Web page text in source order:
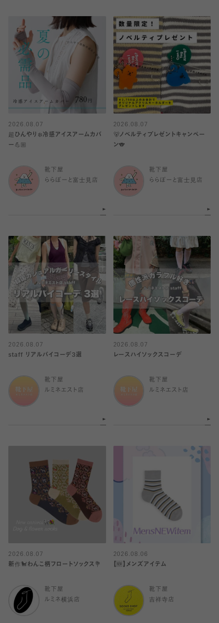
2026.08.07
超ひんやり❄️冷感アイスアームカバ
ー💪🏼
靴下屋
ららぽーと富士見店
2026.08.07
🐻ノベルティプレゼントキャンペー
ン🐨
靴下屋
ららぽーと富士見店
2026.08.07
staff リアルバイコーデ3選
靴下屋
ルミネエスト店
2026.08.07
レースハイソックスコーデ
靴下屋
ルミネエスト店
2026.08.07
新作🐩わんこ柄フロートソックス💐
靴下屋
ルミネ横浜店
2026.08.06
【🆕】メンズアイテム
靴下屋
吉祥寺店